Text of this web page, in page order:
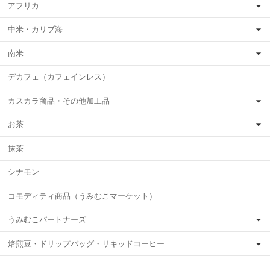
アフリカ
中米・カリブ海
南米
デカフェ（カフェインレス）
カスカラ商品・その他加工品
お茶
抹茶
シナモン
コモディティ商品（うみむこマーケット）
うみむこパートナーズ
焙煎豆・ドリップバッグ・リキッドコーヒー